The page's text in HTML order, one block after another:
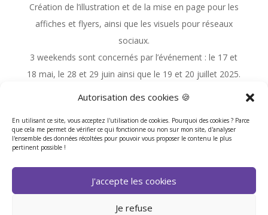
Autorisation des cookies 🍪
En utilisant ce site, vous acceptez l'utilisation de cookies. Pourquoi des cookies ? Parce
que cela me permet de vérifier ce qui fonctionne ou non sur mon site, d'analyser
l'ensemble des données récoltées pour pouvoir vous proposer le contenu le plus
pertinent possible !
J'accepte les cookies
Je refuse
Création de l’illustration et de la mise en page pour les
affiches et flyers, ainsi que les visuels pour réseaux
sociaux.
3 weekends sont concernés par l’événement : le 17 et
18 mai, le 28 et 29 juin ainsi que le 19 et 20 juillet 2025.
Retour au portfolio